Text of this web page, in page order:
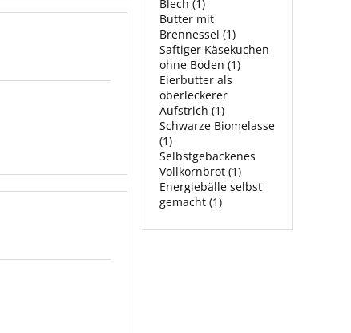
Blech (1)
Butter mit
Brennessel (1)
Saftiger Käsekuchen
ohne Boden (1)
Eierbutter als
oberleckerer
Aufstrich (1)
Schwarze Biomelasse
(1)
Selbstgebackenes
Vollkornbrot (1)
Energiebälle selbst
gemacht (1)